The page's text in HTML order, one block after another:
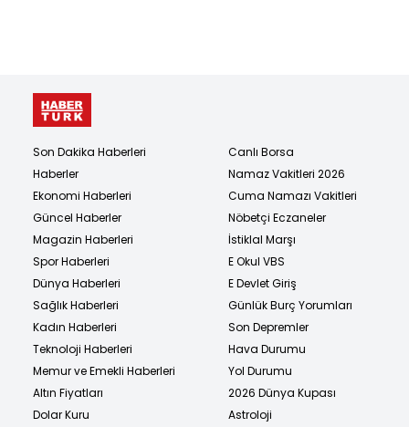
Son Dakika Haberleri
Haberler
Ekonomi Haberleri
Güncel Haberler
Magazin Haberleri
Spor Haberleri
Dünya Haberleri
Sağlık Haberleri
Kadın Haberleri
Teknoloji Haberleri
Memur ve Emekli Haberleri
Altın Fiyatları
Dolar Kuru
Canlı Borsa
Namaz Vakitleri 2026
Cuma Namazı Vakitleri
Nöbetçi Eczaneler
İstiklal Marşı
E Okul VBS
E Devlet Giriş
Günlük Burç Yorumları
Son Depremler
Hava Durumu
Yol Durumu
2026 Dünya Kupası
Astroloji